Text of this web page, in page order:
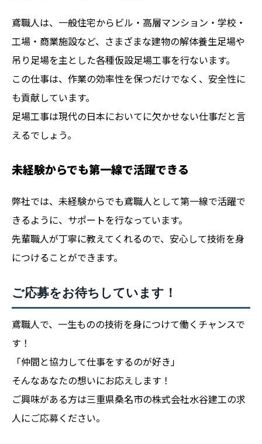
鳶職人は、一般住宅からビル・高層マンション・学校・
工場・商業施設など、さまざまな建物の解体養生足場や
吊り足場を主とした各種仮設足場工事を行ないます。
この仕事は、作業の効率性を保つだけでなく、安全性に
も貢献しています。
足場工事は現代の日本においてに欠かせない仕事だと言
えるでしょう。
未経験からでも第一線で活躍できる
弊社では、未経験からでも鳶職人として第一線で活躍で
きるように、サポートを行なっています。
先輩職人が丁寧に教えてくれるので、安心して技術を身
につけることができます。
ご応募をお待ちしています！
鳶職人で、一生ものの技術を身につけて働くチャンスで
す！
「仲間と協力して仕事をするのが好き」
そんなあなたの想いにお応えします！
ご興味がある方は三重県桑名市の株式会社水谷建工の求
人にご応募ください。